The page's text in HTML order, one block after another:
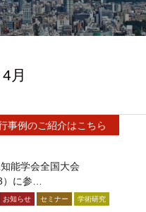
月
事例のご紹介はこちら
能学会全国大会
）に参…
お知らせ セミナー 学術研究